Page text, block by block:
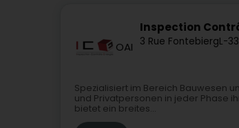
OAI
Inspection
3 Rue FontebiergL-
Spezialisiert im Bereich Bauwesen
und Privatpersonen in jeder Phase
bietet ein breites...